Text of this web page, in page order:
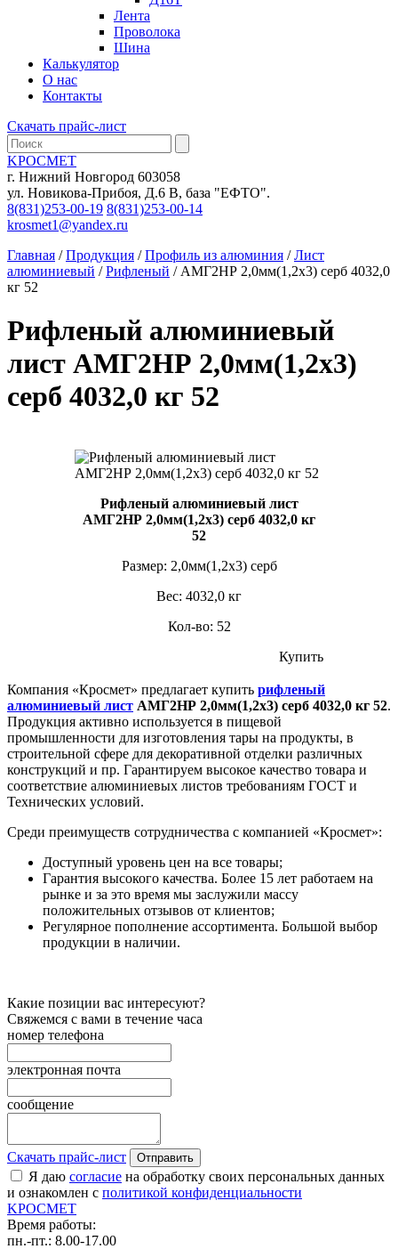
Лента
Проволока
Шина
Калькулятор
О нас
Контакты
Скачать прайс-лист
KРОСМЕТ
г. Нижний Новгород 603058
ул. Новикова-Прибоя, Д.6 В, база "ЕФТО".
8(831)253-00-19 8(831)253-00-14
krosmet1@yandex.ru
Главная /Продукция /Профиль из алюминия /Лист
алюминиевый /Рифленый / АМГ2НР 2,0мм(1,2х3) серб 4032,0
кг 52
Рифленый алюминиевый
лист АМГ2НР 2,0мм(1,2х3)
серб 4032,0 кг 52
Рифленый алюминиевый лист
АМГ2НР 2,0мм(1,2х3) серб 4032,0 кг
52
Размер: 2,0мм(1,2х3) серб
Вес: 4032,0 кг
Кол-во: 52
Купить
Компания «Кросмет» предлагает купить рифленый
алюминиевый лист АМГ2НР 2,0мм(1,2х3) серб 4032,0 кг 52.
Продукция активно используется в пищевой
промышленности для изготовления тары на продукты, в
строительной сфере для декоративной отделки различных
конструкций и пр. Гарантируем высокое качество товара и
соответствие алюминиевых листов требованиям ГОСТ и
Технических условий.
Среди преимуществ сотрудничества с компанией «Кросмет»:
Доступный уровень цен на все товары;
Гарантия высокого качества. Более 15 лет работаем на
рынке и за это время мы заслужили массу
положительных отзывов от клиентов;
Регулярное пополнение ассортимента. Большой выбор
продукции в наличии.
Какие позиции вас интересуют?
Свяжемся с вами в течение часа
номер телефона
электронная почта
сообщение
Скачать прайс-лист Отправить
Я даю согласие на обработку своих персональных данных
и ознакомлен с политикой конфиденциальности
KРОСМЕТ
Время работы:
пн.-пт.: 8.00-17.00